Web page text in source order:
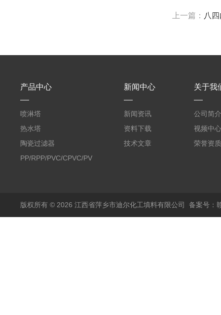
上一篇： 八
产品中心
喷淋塔
热水塔
陶瓷过滤器
PP/RPP/PVC/CPVC/PVDF
新闻中心
新闻资讯
资料下载
技术文章
关于我
公司简介
视频中心
荣誉资质
版权所有 © 2026 江西省萍乡市迪尔化工填料有限公司 备案号：